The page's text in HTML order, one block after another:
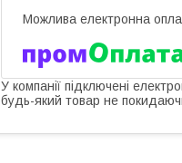
У компанії підключені
будь-який товар не